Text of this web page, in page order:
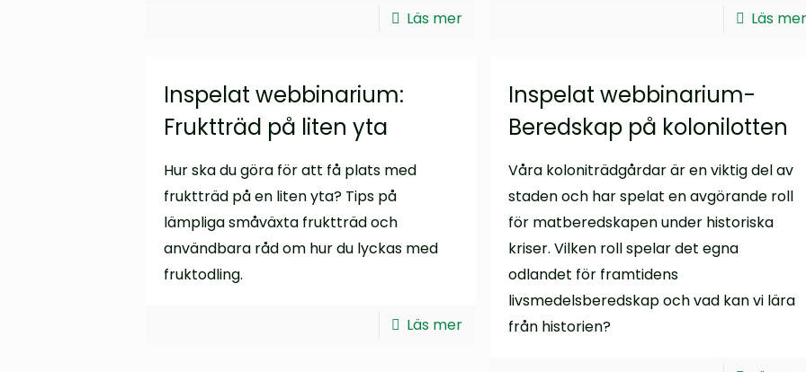
Läs mer Läs
Inspelat webbinarium:
Fruktträd på liten yta
Hur ska du göra för att få plats med
fruktträd på en liten yta? Tips på
lämpliga småväxta fruktträd och
användbara råd om hur du lyckas med
fruktodling.
Läs mer
Inspelat webbinarium-
Beredskap på kolonilotten
Våra koloniträdgårdar är en viktig del av
staden och har spelat en avgörande roll
för matberedskapen under historiska
kriser. Vilken roll spelar det egna
odlandet för framtidens
livsmedelsberedskap och vad kan vi lära
från historien?